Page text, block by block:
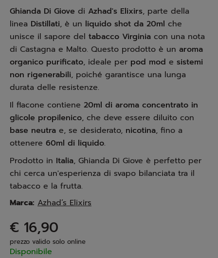
Ghianda Di Giove di Azhad's Elixirs, parte della
linea Distillati, è un liquido shot da 20ml che
unisce il sapore del tabacco Virginia con una nota
di Castagna e Malto. Questo prodotto è un aroma
organico purificato, ideale per pod mod e sistemi
non rigenerabili, poiché garantisce una lunga
durata delle resistenze.
Il flacone contiene 20ml di aroma concentrato in
glicole propilenico, che deve essere diluito con
base neutra e, se desiderato, nicotina, fino a
ottenere 60ml di liquido.
Prodotto in Italia, Ghianda Di Giove è perfetto per
chi cerca un'esperienza di svapo bilanciata tra il
tabacco e la frutta.
Marca: Azhad’s Elixirs
€ 16,90
prezzo valido solo online
Disponibile